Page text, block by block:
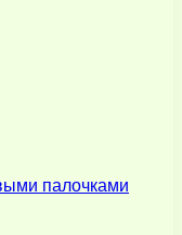
палочками